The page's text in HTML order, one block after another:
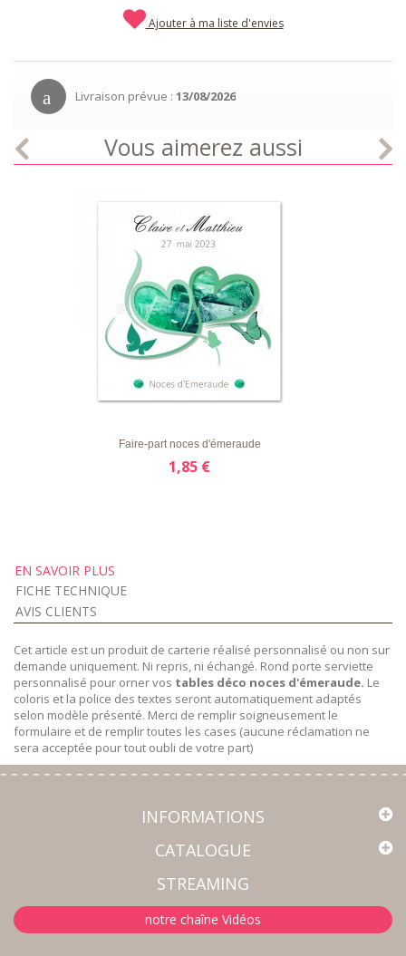
Ajouter à ma liste d'envies
Livraison prévue : 13/08/2026
Vous aimerez aussi
APERÇU RAPIDE
Faire-part noces d'émeraude
1,85 €
EN SAVOIR PLUS
FICHE TECHNIQUE
AVIS CLIENTS
Cet article est un produit de carterie réalisé personnalisé ou non sur
demande uniquement. Ni repris, ni échangé. Rond porte serviette
personnalisé pour orner vos tables déco noces d'émeraude. Le
coloris et la police des textes seront automatiquement adaptés
selon modèle présenté. Merci de remplir soigneusement le
formulaire et de remplir toutes les cases (aucune réclamation ne
sera acceptée pour tout oubli de votre part)
INFORMATIONS
CATALOGUE
STREAMING
notre chaîne Vidéos